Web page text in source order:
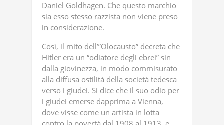
Daniel Goldhagen. Che questo marchio
sia esso stesso razzista non viene preso
in considerazione.
Così, il mito dell’”Olocausto” decreta che
Hitler era un “odiatore degli ebrei” sin
dalla giovinezza, in modo commisurato
alla diffusa ostilità della società tedesca
verso i giudei. Si dice che il suo odio per
i giudei emerse dapprima a Vienna,
dove visse come un artista in lotta